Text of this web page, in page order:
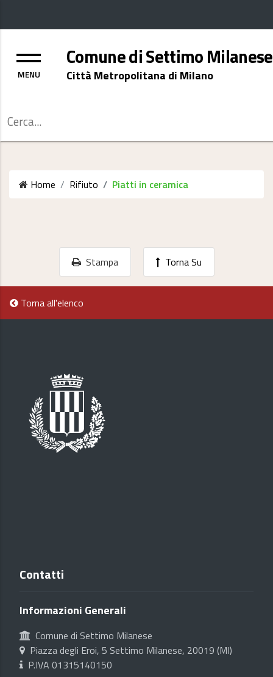
Menu Comune di Settimo Milanese
Città Metropolitana di Milano
Home Rifiuto Piatti in ceramica
Stampa Torna Su
Torna all'elenco
Contatti
Informazioni Generali
Comune di Settimo Milanese
Piazza degli Eroi, 5 Settimo Milanese, 20019 (MI)
P.IVA 01315140150